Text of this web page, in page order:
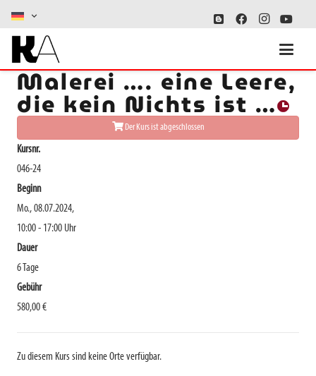
Schwarz-Weiß-
Malerei …. eine Leere,
die kein Nichts ist …
Der Kurs ist abgeschlossen
Kursnr.
046-24
Beginn
Mo., 08.07.2024,
10:00 - 17:00 Uhr
Dauer
6 Tage
Gebühr
580,00 €
Zu diesem Kurs sind keine Orte verfügbar.